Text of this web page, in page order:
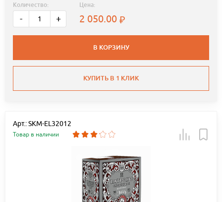
Количество:
- +
Цена:
2 050.00
В КОРЗИНУ
КУПИТЬ В 1 КЛИК
Арт.: SKM-EL32012
Товар в наличии